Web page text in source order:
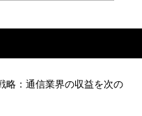
略：通信業界の収益を次の